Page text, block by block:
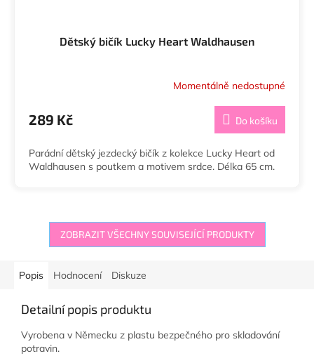
Dětský bičík Lucky Heart Waldhausen
Momentálně nedostupné
289 Kč Do košíku
Parádní dětský jezdecký bičík z kolekce Lucky Heart od
Waldhausen s poutkem a motivem srdce. Délka 65 cm.
ZOBRAZIT VŠECHNY SOUVISEJÍCÍ PRODUKTY
Popis Hodnocení Diskuze
Detailní popis produktu
Vyrobena v Německu z plastu bezpečného pro skladování
potravin.